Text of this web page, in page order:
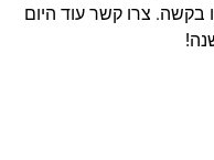
או בקשה. צרו קשר עוד היום